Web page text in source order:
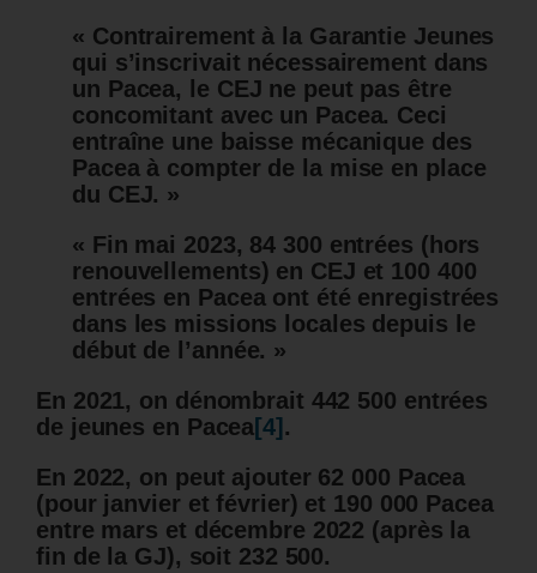
« Contrairement à la Garantie Jeunes
qui s’inscrivait nécessairement dans
un Pacea, le CEJ ne peut pas être
concomitant avec un Pacea. Ceci
entraîne une baisse mécanique des
Pacea à compter de la mise en place
du CEJ. »
« Fin mai 2023, 84 300 entrées (hors
renouvellements) en CEJ et 100 400
entrées en Pacea ont été enregistrées
dans les missions locales depuis le
début de l’année. »
En 2021, on dénombrait 442 500 entrées
de jeunes en Pacea[4] .
En 2022, on peut ajouter 62 000 Pacea
(pour janvier et février) et 190 000 Pacea
entre mars et décembre 2022 (après la
fin de la GJ), soit 232 500.